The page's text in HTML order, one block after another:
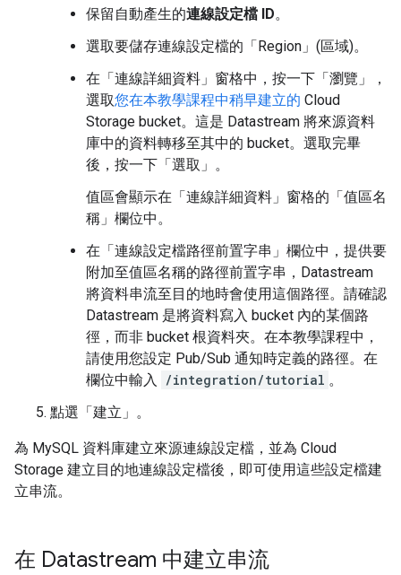
保留自動產生的連線設定檔 ID。
選取要儲存連線設定檔的「Region」(區域)。
在「連線詳細資料」 窗格中，按一下「瀏覽」
，
選取您在本教學課程中稍早建立的 Cloud
Storage bucket。這是 Datastream 將來源資料
庫中的資料轉移至其中的 bucket。選取完畢
後，按一下「選取」 。
值區會顯示在「連線詳細資料」 窗格的「值區名
稱」 欄位中。
在「連線設定檔路徑前置字串」 欄位中，提供要
附加至值區名稱的路徑前置字串，Datastream
將資料串流至目的地時會使用這個路徑。請確認
Datastream 是將資料寫入 bucket 內的某個路
徑，而非 bucket 根資料夾。在本教學課程中，
請使用您設定 Pub/Sub 通知時定義的路徑。在
欄位中輸入
/integration/tutorial 。
點選「建立」 。
為 MySQL 資料庫建立來源連線設定檔，並為 Cloud
Storage 建立目的地連線設定檔後，即可使用這些設定檔建
立串流。
在 Datastream 中建立串流